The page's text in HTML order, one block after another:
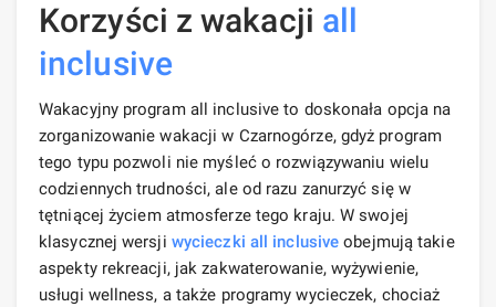
Korzyści z wakacji all
inclusive
Wakacyjny program all inclusive to doskonała opcja na
zorganizowanie wakacji w Czarnogórze, gdyż program
tego typu pozwoli nie myśleć o rozwiązywaniu wielu
codziennych trudności, ale od razu zanurzyć się w
tętniącej życiem atmosferze tego kraju. W swojej
klasycznej wersji wycieczki all inclusive obejmują takie
aspekty rekreacji, jak zakwaterowanie, wyżywienie,
usługi wellness, a także programy wycieczek, chociaż